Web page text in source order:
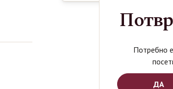
Потребно
ДА